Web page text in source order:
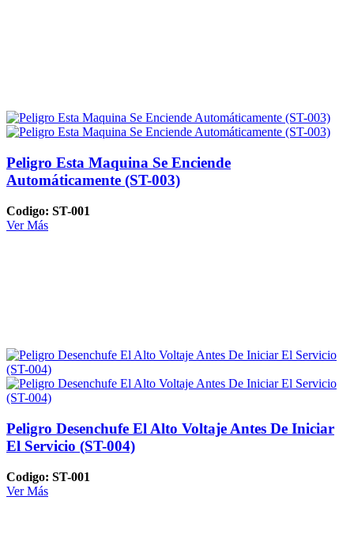
Peligro Esta Maquina Se Enciende
Automáticamente (ST-003)
Codigo: ST-001
Ver Más
Peligro Desenchufe El Alto Voltaje Antes De Iniciar
El Servicio (ST-004)
Codigo: ST-001
Ver Más